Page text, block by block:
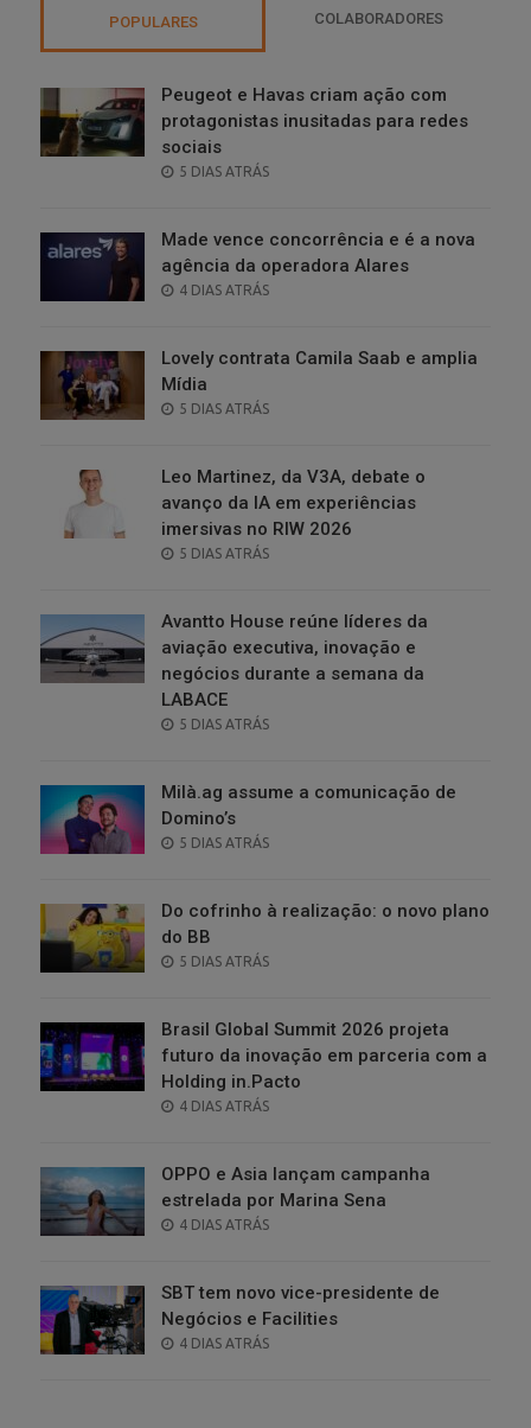
POPULARES COLABORADORES
Peugeot e Havas criam ação com
protagonistas inusitadas para redes
sociais
POSTED
5 DIAS ATRÁS
Made vence concorrência e é a nova
agência da operadora Alares
POSTED
4 DIAS ATRÁS
Lovely contrata Camila Saab e amplia
Mídia
POSTED
5 DIAS ATRÁS
Leo Martinez, da V3A, debate o
avanço da IA em experiências
imersivas no RIW 2026
POSTED
5 DIAS ATRÁS
Avantto House reúne líderes da
aviação executiva, inovação e
negócios durante a semana da
LABACE
POSTED
5 DIAS ATRÁS
Milà.ag assume a comunicação de
Domino’s
POSTED
5 DIAS ATRÁS
Do cofrinho à realização: o novo plano
do BB
POSTED
5 DIAS ATRÁS
Brasil Global Summit 2026 projeta
futuro da inovação em parceria com a
Holding in.Pacto
POSTED
4 DIAS ATRÁS
OPPO e Asia lançam campanha
estrelada por Marina Sena
POSTED
4 DIAS ATRÁS
SBT tem novo vice-presidente de
Negócios e Facilities
POSTED
4 DIAS ATRÁS